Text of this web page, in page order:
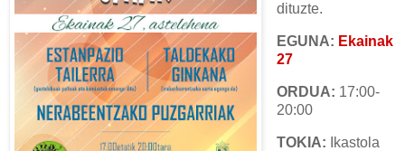
dituzte.
EGUNA: Ekainak
27
ORDUA: 17:00-
20:00
TOKIA:
Ikastola